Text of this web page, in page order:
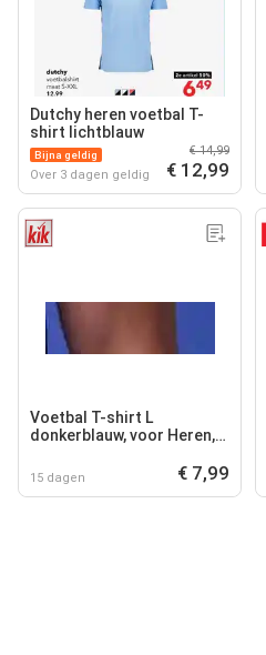
Dutchy heren voetbal T-
shirt lichtblauw
Bijna geldig
Over 3 dagen geldig
€ 14,99
€ 12,99
Voetbal T-shirt L
donkerblauw, voor Heren,
15 dagen € 7,99